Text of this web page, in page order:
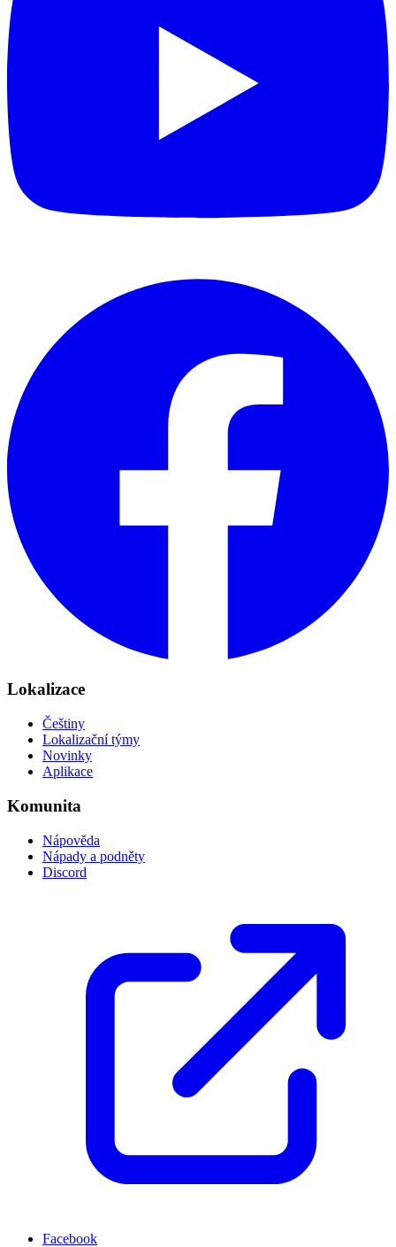
Lokalizace
Češtiny
Lokalizační týmy
Novinky
Aplikace
Komunita
Nápověda
Nápady a podněty
Discord
Facebook